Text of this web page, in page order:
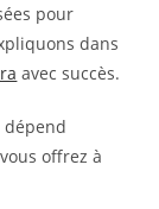
pour
dans
avec succès.
dépend
offrez à